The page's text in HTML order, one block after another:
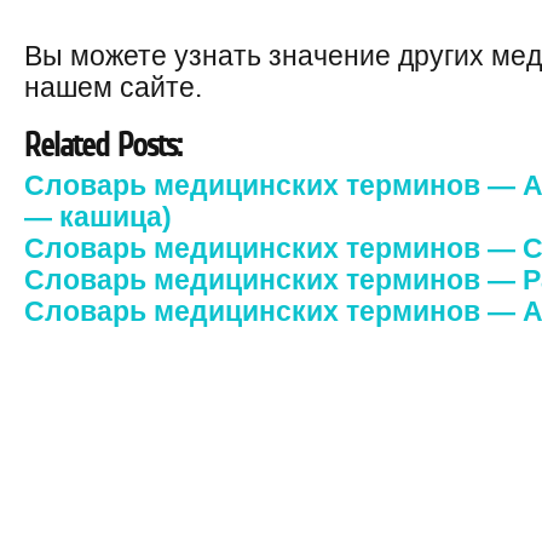
Вы можете узнать значение других
нашем сайте.
Related Posts:
Словарь медицинских терминов —
— кашица)
Словарь медицинских терминов —
Словарь медицинских терминов —
Словарь медицинских терминов —